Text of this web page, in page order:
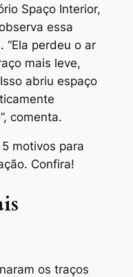
Spaço Interior,
essa
perdeu o ar
mais leve,
abriu espaço
comenta.
motivos para
Confira!
os traços